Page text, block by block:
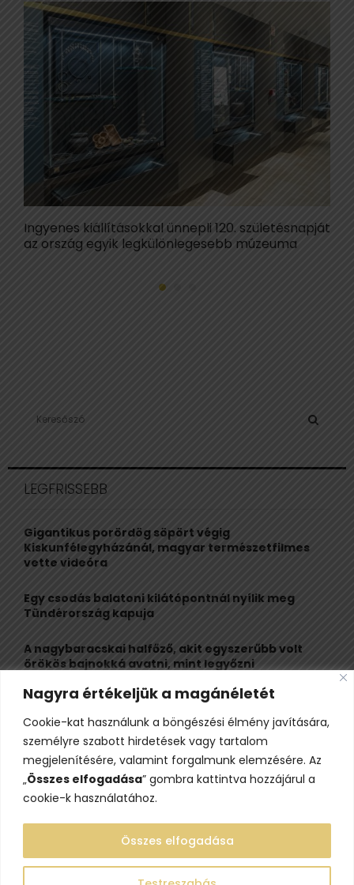
Nagyra értékeljük a magánéletét
Cookie-kat használunk a böngészési élmény javítására,
személyre szabott hirdetések vagy tartalom
megjelenítésére, valamint forgalmunk elemzésére. Az
„Összes elfogadása” gombra kattintva hozzájárul a
cookie-k használatához.
Összes elfogadása
Ingyenes kiállításokkal ünnepli 120. születésnapját
az ország egyik legkülönlegesebb múzeuma
h
o
r
:
R
LEGFRISSEBB
Gigantikus porördög söpört végig
Kiskunfélegyházánál, magyar természetfilmes
vette videóra
Egy csodás balatoni kilátópontnál nyílik meg
Tündérország kapuja
A nagybaracskai halfőző, akit egyszerűbb volt
örökös bajnokká avatni, mint legyőzni
10 érdekesség a hosszú útra készülő gólyákról
Kisvasútról nézheted a Perseidák hullócsillagait
ezen a különleges éjszakai programon